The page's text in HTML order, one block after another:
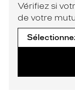
Vérifiez si
de votre